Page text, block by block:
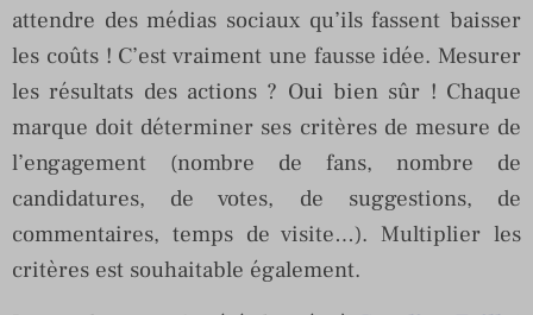
attendre des médias sociaux qu’ils fassent baisser
les coûts ! C’est vraiment une fausse idée. Mesurer
les résultats des actions ? Oui bien sûr ! Chaque
marque doit déterminer ses critères de mesure de
l’engagement (nombre de fans, nombre de
candidatures, de votes, de suggestions, de
commentaires, temps de visite…). Multiplier les
critères est souhaitable également.